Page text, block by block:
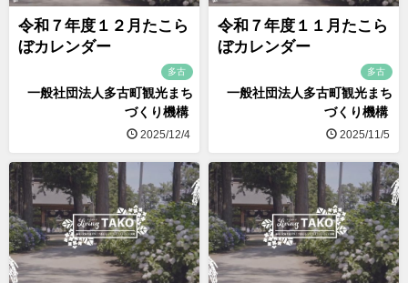
令和７年度１２月たこら
ぼカレンダー
多古
一般社団法人多古町観光まち
づくり機構
2025/12/4
令和７年度１１月たこら
ぼカレンダー
多古
一般社団法人多古町観光まち
づくり機構
2025/11/5